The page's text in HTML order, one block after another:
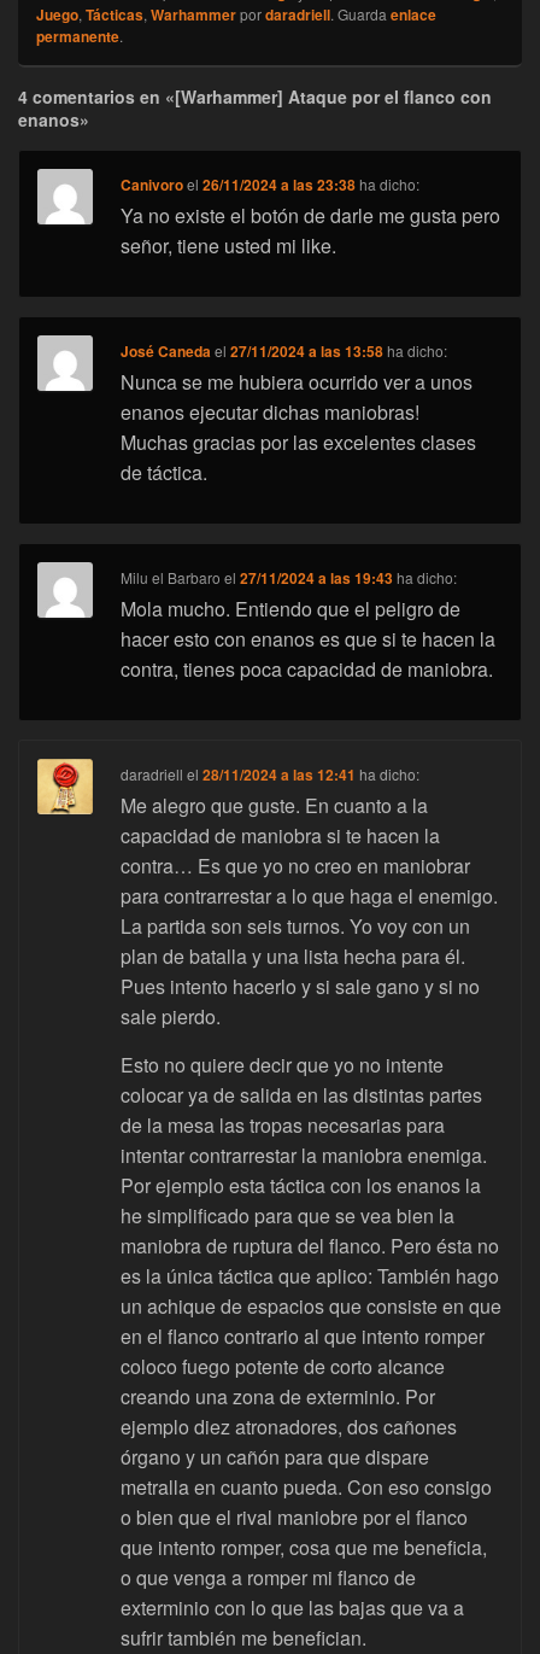
Juego, Tácticas, Warhammerpordaradriell. Guarda enlace
permanente.
4 comentarios en «[Warhammer] Ataque por el flanco con
enanos»
Canivoroel26/11/2024 a las 23:38 ha dicho:
Ya no existe el botón de darle me gusta pero
señor, tiene usted mi like.
José Canedael27/11/2024 a las 13:58 ha dicho:
Nunca se me hubiera ocurrido ver a unos
enanos ejecutar dichas maniobras!
Muchas gracias por las excelentes clases
de táctica.
Milu el Barbaro el27/11/2024 a las 19:43 ha dicho:
Mola mucho. Entiendo que el peligro de
hacer esto con enanos es que si te hacen la
contra, tienes poca capacidad de maniobra.
daradriell el28/11/2024 a las 12:41 ha dicho:
Me alegro que guste. En cuanto a la
capacidad de maniobra si te hacen la
contra… Es que yo no creo en maniobrar
para contrarrestar a lo que haga el enemigo.
La partida son seis turnos. Yo voy con un
plan de batalla y una lista hecha para él.
Pues intento hacerlo y si sale gano y si no
sale pierdo.
Esto no quiere decir que yo no intente
colocar ya de salida en las distintas partes
de la mesa las tropas necesarias para
intentar contrarrestar la maniobra enemiga.
Por ejemplo esta táctica con los enanos la
he simplificado para que se vea bien la
maniobra de ruptura del flanco. Pero ésta no
es la única táctica que aplico: También hago
un achique de espacios que consiste en que
en el flanco contrario al que intento romper
coloco fuego potente de corto alcance
creando una zona de exterminio. Por
ejemplo diez atronadores, dos cañones
órgano y un cañón para que dispare
metralla en cuanto pueda. Con eso consigo
o bien que el rival maniobre por el flanco
que intento romper, cosa que me beneficia,
o que venga a romper mi flanco de
exterminio con lo que las bajas que va a
sufrir también me benefician.